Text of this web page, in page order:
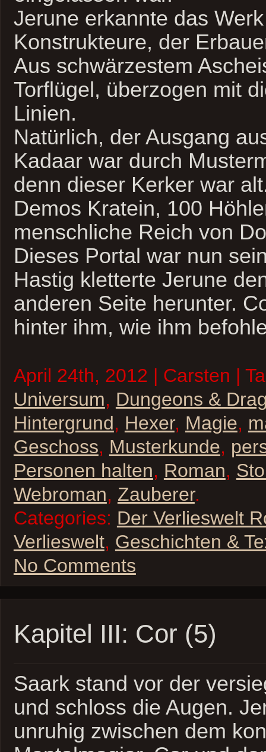
Jerune erkannte das
Konstrukteure, der
Aus schwärzestem
Torflügel, überzogen mit
Linien.
Natürlich, der Ausgang
Kadaar war durch
denn dieser Kerker war
Demos Kratein, 100
menschliche Reich von
Dieses Portal war nun
Hastig kletterte Jerune
anderen Seite herunter.
hinter ihm, wie ihm
April 24th, 2012 | Carsten |
Universum, Dungeons &
Hintergrund, Hexer, Magie,
Geschoss, Musterkunde,
Personen halten, Roman,
Webroman, Zauberer.
Categories: Der Verlieswelt
Verlieswelt, Geschichten &
No Comments
Kapitel III: Cor (5)
Saark stand vor der
und schloss die Augen.
unruhig zwischen dem